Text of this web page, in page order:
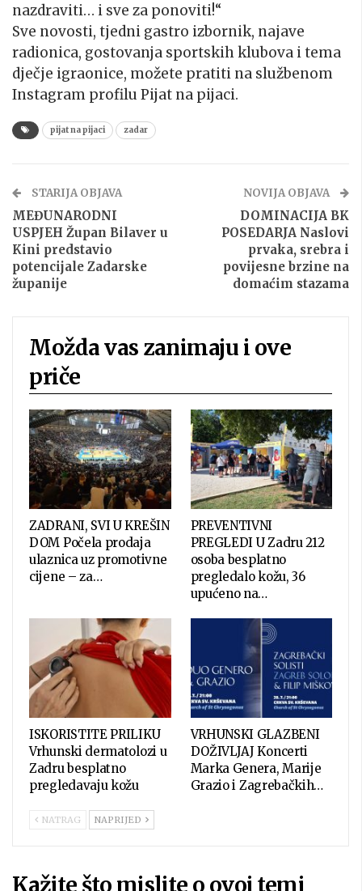
nazdraviti… i sve za ponoviti!“
Sve novosti, tjedni gastro izbornik, najave
radionica, gostovanja sportskih klubova i tema
dječje igraonice, možete pratiti na službenom
Instagram profilu Pijat na pijaci.
pijat na pijaci zadar
STARIJA OBJAVA
MEĐUNARODNI
USPJEH Župan Bilaver u
Kini predstavio
potencijale Zadarske
županije
NOVIJA OBJAVA
DOMINACIJA BK
POSEDARJA Naslovi
prvaka, srebra i
povijesne brzine na
domaćim stazama
Možda vas zanimaju i ove
priče
ZADRANI, SVI U KREŠIN
DOM Počela prodaja
ulaznica uz promotivne
cijene – za…
PREVENTIVNI
PREGLEDI U Zadru 212
osoba besplatno
pregledalo kožu, 36
upućeno na…
ISKORISTITE PRILIKU
Vrhunski dermatolozi u
Zadru besplatno
pregledavaju kožu
VRHUNSKI GLAZBENI
DOŽIVLJAJ Koncerti
Marka Genera, Marije
Grazio i Zagrebačkih…
NATRAG NAPRIJED
Kažite što mislite o ovoj temi